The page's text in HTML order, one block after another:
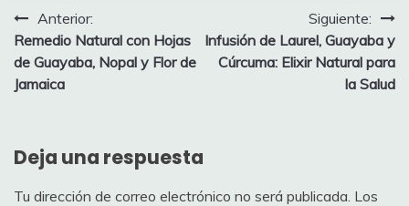
Navegación
de
entradas
Anterior:
Remedio Natural con Hojas
de Guayaba, Nopal y Flor de
Jamaica
Siguiente:
Infusión de Laurel, Guayaba y
Cúrcuma: Elixir Natural para
la Salud
Deja una respuesta
Tu dirección de correo electrónico no será publicada. Los